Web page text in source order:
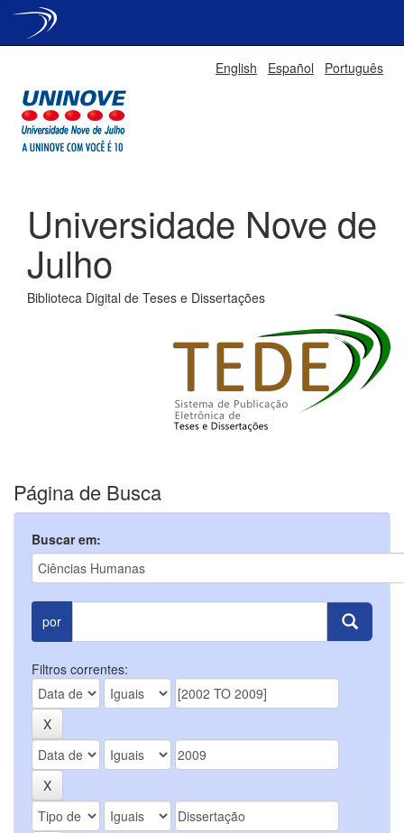
English Español Português
Universidade Nove de
Julho
Biblioteca Digital de Teses e Dissertações
Página de Busca
Buscar em:
por
Filtros correntes: